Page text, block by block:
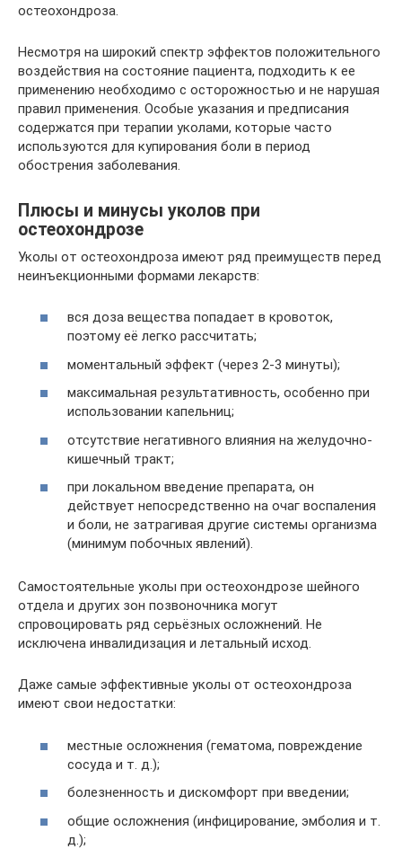
остеохондроза.
Несмотря на широкий спектр эффектов положительного
воздействия на состояние пациента, подходить к ее
применению необходимо с осторожностью и не нарушая
правил применения. Особые указания и предписания
содержатся при терапии уколами, которые часто
используются для купирования боли в период
обострения заболевания.
Плюсы и минусы уколов при
остеохондрозе
Уколы от остеохондроза имеют ряд преимуществ перед
неинъекционными формами лекарств:
вся доза вещества попадает в кровоток,
поэтому её легко рассчитать;
моментальный эффект (через 2-3 минуты);
максимальная результативность, особенно при
использовании капельниц;
отсутствие негативного влияния на желудочно-
кишечный тракт;
при локальном введение препарата, он
действует непосредственно на очаг воспаления
и боли, не затрагивая другие системы организма
(минимум побочных явлений).
Самостоятельные уколы при остеохондрозе шейного
отдела и других зон позвоночника могут
спровоцировать ряд серьёзных осложнений. Не
исключена инвалидизация и летальный исход.
Даже самые эффективные уколы от остеохондроза
имеют свои недостатки:
местные осложнения (гематома, повреждение
сосуда и т. д.);
болезненность и дискомфорт при введении;
общие осложнения (инфицирование, эмболия и т.
д.);